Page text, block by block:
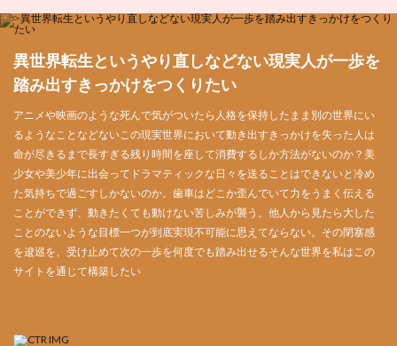
異世界転生というやり直しなどない現実人が一歩を
踏み出すきっかけをつくりたい
アニメや映画のような死んで気がついたら人格を保持したまま別の世界にい
るようなことなどないこの現実世界において動き出すきっかけを失った人は
命が尽きるまで長すぎる残り時間を座して消費するしか方法がないのか？美
少女や美少年に出会ってドラマティックな日々を送ることはできないと冷め
た気持ちで過ごすしかないのか。歯車はどこか歪んでいて力をうまく伝える
ことができず、動きたくても動けない苦しみが襲う。他人から見たら大した
ことのないような目標一つが到底実現不可能に思えてならない。その閉塞感
を逡巡を、受け止めて次の一歩を何度でも踏み出せるそんな世界を私はこの
サイトを通じて構築したい